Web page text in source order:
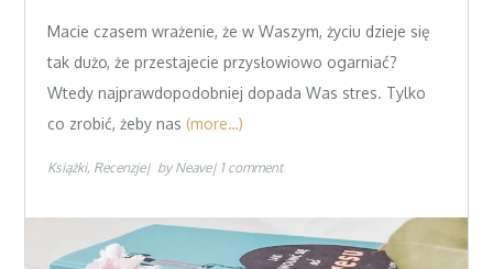
Macie czasem wrażenie, że w Waszym, życiu dzieje się
tak dużo, że przestajecie przysłowiowo ogarniać?
Wtedy najprawdopodobniej dopada Was stres. Tylko
co zrobić, żeby nas (more…)
Książki Recenzje by Neave 1 comment